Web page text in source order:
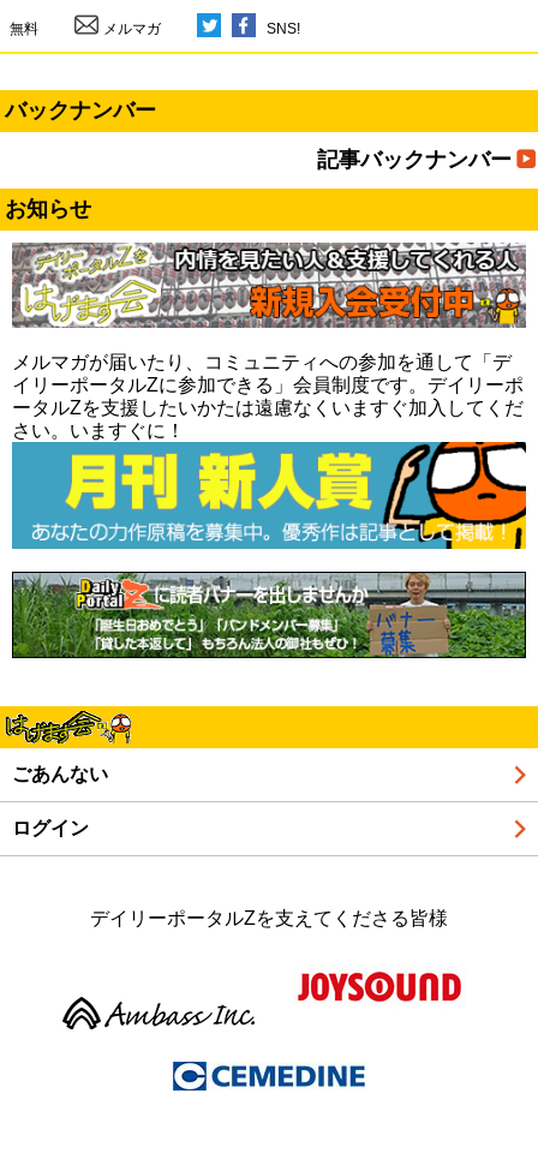
無料 メルマガ SNS!
バックナンバー
記事バックナンバー
お知らせ
メルマガが届いたり、コミュニティへの参加を通して「デ
イリーポータルZに参加できる」会員制度です。デイリーポ
ータルZを支援したいかたは遠慮なくいますぐ加入してくだ
さい。いますぐに！
ごあんない
ログイン
デイリーポータルZを支えてくださる皆様